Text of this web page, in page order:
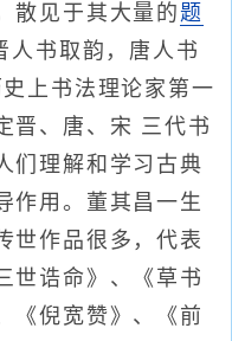
散见于其大量的题
人书取韵，唐人书
上书法理论家第一
晋、唐、宋 三代书
们理解和学习古典
作用。董其昌一生
世作品很多，代表
世诰命》、《草书
《倪宽赞》、《前